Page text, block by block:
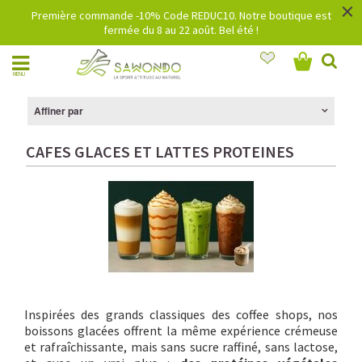
Première commande -10% Code REDUC10. Notre boutique est
fermée du 8 au 22 août. Bel été !
×
MENU
Affiner par
CAFES GLACES ET LATTES PROTEINES
Inspirées des grands classiques des coffee shops, nos
boissons glacées offrent la même expérience crémeuse
et rafraîchissante, mais sans sucre raffiné, sans lactose,